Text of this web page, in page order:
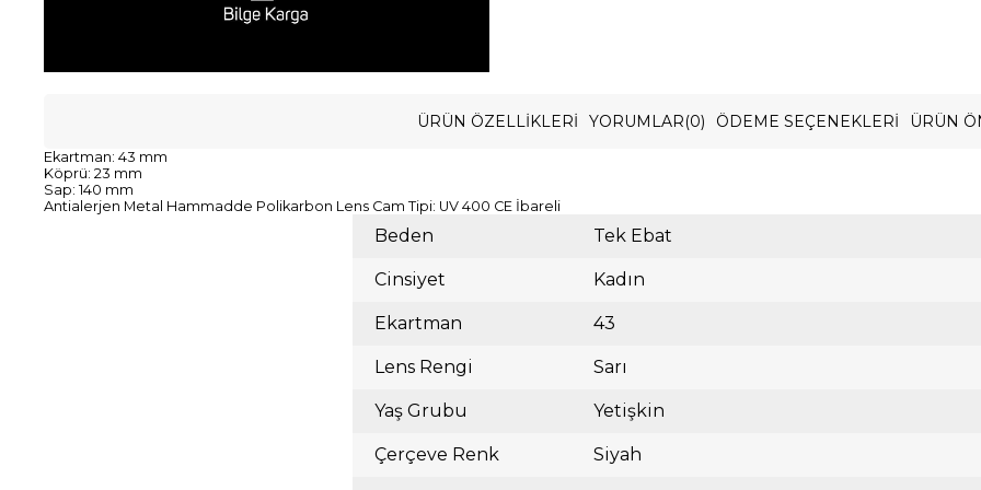
ÜRÜN ÖZELLIKLERI YORUMLAR(0) ÖDEME SEÇENEKLERI ÜRÜN
Ekartman: 43 mm
Köprü: 23 mm
Sap: 140 mm
Antialerjen Metal Hammadde Polikarbon Lens Cam Tipi: UV 400 CE İbareli
Beden Tek Ebat
Cinsiyet Kadın
Ekartman 43
Lens Rengi Sarı
Yaş Grubu Yetişkin
Çerçeve Renk Siyah